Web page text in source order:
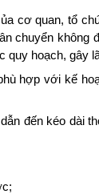
cơ quan, tổ
chuyển không
quy hoạch, gây
hợp với kế
đến kéo dài